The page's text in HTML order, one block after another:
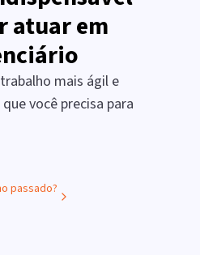
atuar em
mais ágil e
você precisa para
passado?